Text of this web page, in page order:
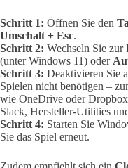
Schritt 1: Öffnen Sie den
Umschalt + Esc.
Schritt 2: Wechseln Sie zur
(unter Windows 11) oder
Schritt 3: Deaktivieren Sie
Spielen nicht benötigen –
wie OneDrive oder
Slack, Hersteller-Utilities
Schritt 4: Starten Sie
Sie das Spiel erneut.